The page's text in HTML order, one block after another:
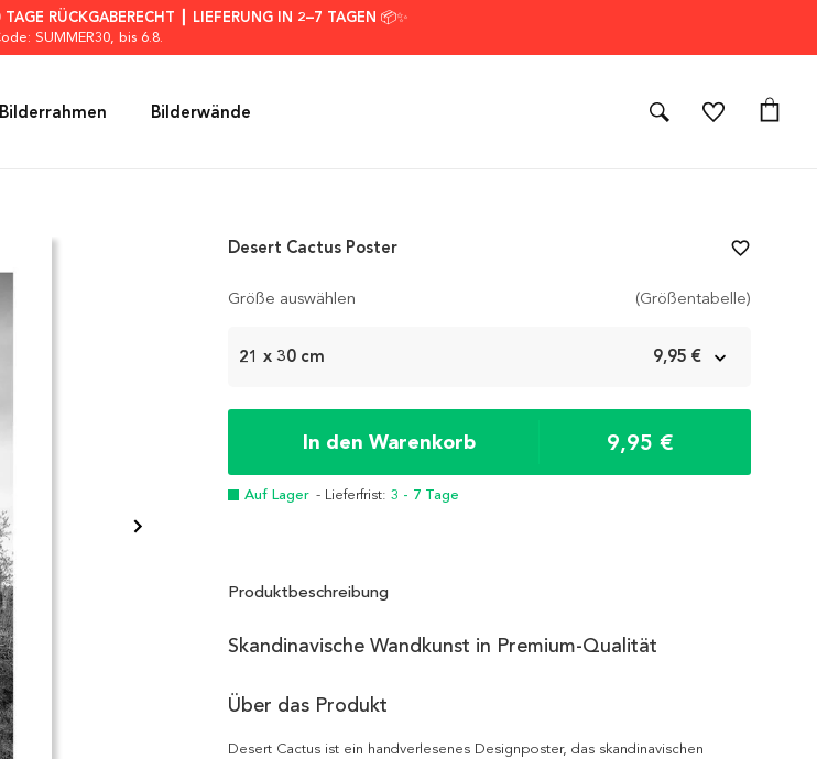
RÜCKGABERECHT ┃ LIEFERUNG IN 2–7 TAGEN 📦✨
SUMMER30, bis 6.8.
Bilderrahmen Bilderwände
Größe auswählen (Größentabelle)
21 x 30 cm 9,95 €
In den Warenkorb 9,95 €
Auf Lager - Lieferfrist: 3 - 7 Tage
Desert Cactus Poster favorite_border
Produktbeschreibung
Skandinavische Wandkunst in Premium-Qualität
Über das Produkt
Desert Cactus ist ein handverlesenes Designposter, das skandinavischen